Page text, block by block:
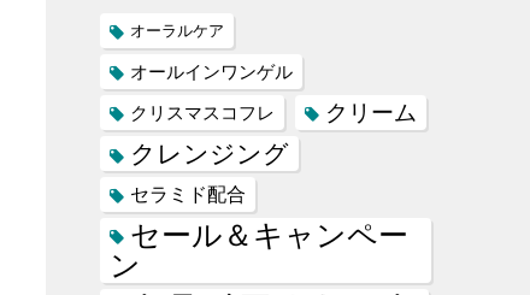
オーラルケア
オールインワンゲル
クリスマスコフレ
クリーム
クレンジング
セラミド配合
セール＆キャンペー
ン